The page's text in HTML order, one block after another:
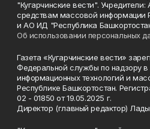
"Кугарчинские вести". Учредители:
средствам массовой информации
и АО ИД "Республика
Об использовании персональных
Газета «Кугарчинские вести»
Федеральной службы по надзору
информационных технологий и
Республике Башкортостан.
02 - 01850 от 19.05.2025 г.
Директор (главный редактор)